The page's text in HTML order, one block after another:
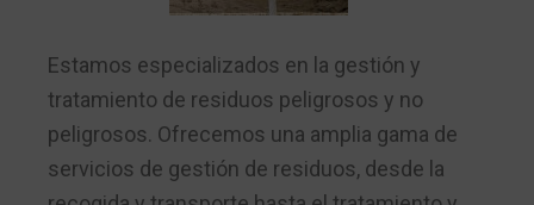
Estamos especializados en la gestión y
tratamiento de residuos peligrosos y no
peligrosos. Ofrecemos una amplia gama de
servicios de gestión de residuos, desde la